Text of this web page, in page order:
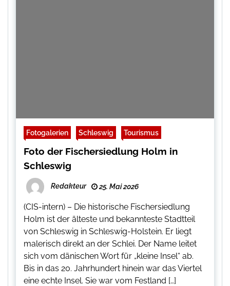
Fotogalerien Schleswig Tourismus
Foto der Fischersiedlung Holm in
Schleswig
Redakteur 25. Mai 2026
(CIS-intern) – Die historische Fischersiedlung
Holm ist der älteste und bekannteste Stadtteil
von Schleswig in Schleswig-Holstein. Er liegt
malerisch direkt an der Schlei. Der Name leitet
sich vom dänischen Wort für „kleine Insel“ ab.
Bis in das 20. Jahrhundert hinein war das Viertel
eine echte Insel. Sie war vom Festland […]